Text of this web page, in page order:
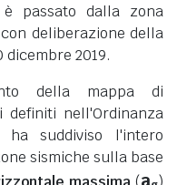
passato dalla zona
con deliberazione della
2019.
della mappa di
definiti nell'Ordinanza
suddiviso l'intero
sismiche sulla base
a